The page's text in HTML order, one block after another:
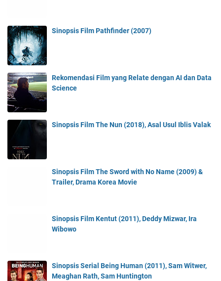
Sinopsis Film Pathfinder (2007)
Rekomendasi Film yang Relate dengan AI dan Data
Science
Sinopsis Film The Nun (2018), Asal Usul Iblis Valak
Sinopsis Film The Sword with No Name (2009) &
Trailer, Drama Korea Movie
Sinopsis Film Kentut (2011), Deddy Mizwar, Ira
Wibowo
Sinopsis Serial Being Human (2011), Sam Witwer,
Meaghan Rath, Sam Huntington